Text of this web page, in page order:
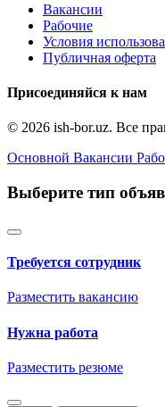
Вакансии
Рабочие
Условия
Публичная оферта
Присоединяйся к нам
© 2026 ish-bor.uz. Все
Основной Вакансии
Выберите тип
Требуется сотрудник
Разместить вакансию
Нужна работа
Разместить резюме